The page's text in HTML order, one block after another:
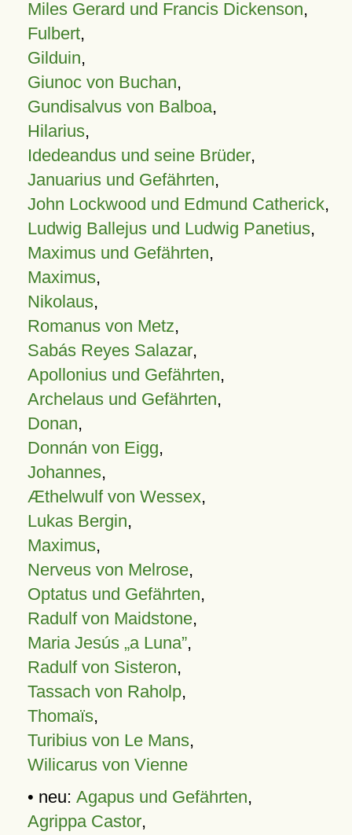
Miles Gerard und Francis Dickenson,
Fulbert,
Gilduin,
Giunoc von Buchan,
Gundisalvus von Balboa,
Hilarius,
Idedeandus und seine Brüder,
Januarius und Gefährten,
John Lockwood und Edmund Catherick,
Ludwig Ballejus und Ludwig Panetius,
Maximus und Gefährten,
Maximus,
Nikolaus,
Romanus von Metz,
Sabás Reyes Salazar,
Apollonius und Gefährten,
Archelaus und Gefährten,
Donan,
Donnán von Eigg,
Johannes,
Æthelwulf von Wessex,
Lukas Bergin,
Maximus,
Nerveus von Melrose,
Optatus und Gefährten,
Radulf von Maidstone,
Maria Jesús „a Luna”,
Radulf von Sisteron,
Tassach von Raholp,
Thomaïs,
Turibius von Le Mans,
Wilicarus von Vienne
• neu: Agapus und Gefährten,
Agrippa Castor,